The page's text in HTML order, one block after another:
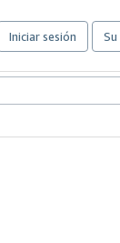
Iniciar sesión Su